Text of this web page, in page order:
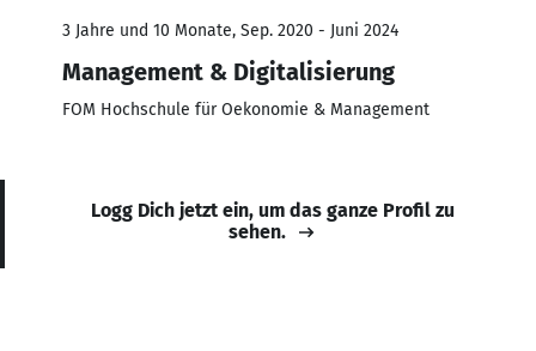
3 Jahre und 10 Monate, Sep. 2020 - Juni 2024
Management & Digitalisierung
FOM Hochschule für Oekonomie & Management
Logg Dich jetzt ein, um das ganze Profil zu
sehen.